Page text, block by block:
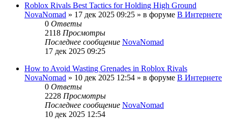
Roblox Rivals Best Tactics for Holding High Ground
NovaNomad » 17 дек 2025 09:25 » в форуме В Интернете
0 Ответы
2118 Просмотры
Последнее сообщение NovaNomad
17 дек 2025 09:25
How to Avoid Wasting Grenades in Roblox Rivals
NovaNomad » 10 дек 2025 12:54 » в форуме В Интернете
0 Ответы
2228 Просмотры
Последнее сообщение NovaNomad
10 дек 2025 12:54